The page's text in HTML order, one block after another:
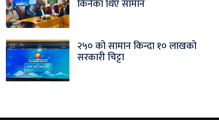
किनेका थिए सामान
२५० को सामान किन्दा १० लाखको
सरकारी चिट्टा